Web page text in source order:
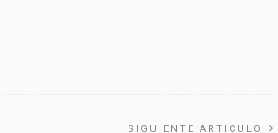
SIGUIENTE ARTICULO